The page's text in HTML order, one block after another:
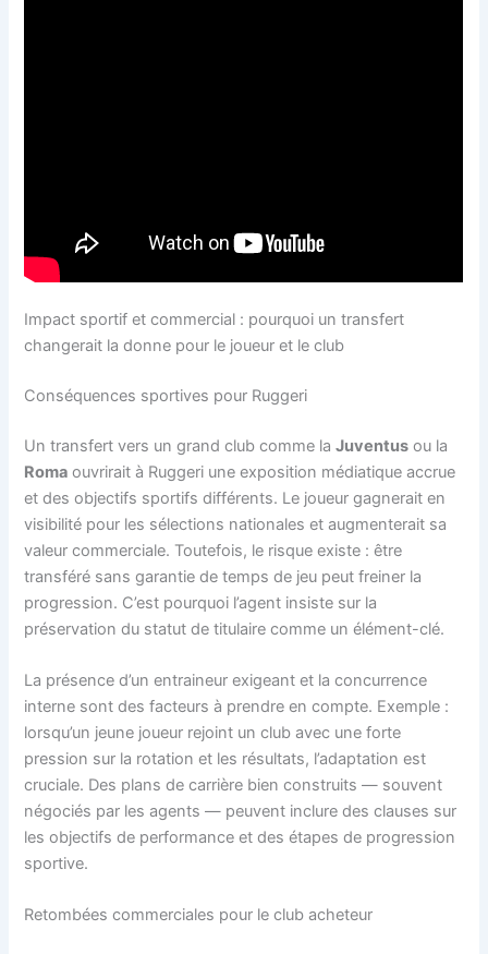
Impact sportif et commercial : pourquoi un transfert
changerait la donne pour le joueur et le club
Conséquences sportives pour Ruggeri
Un transfert vers un grand club comme laJuventus ou la
Roma ouvrirait à Ruggeri une exposition médiatique accrue
et des objectifs sportifs différents. Le joueur gagnerait en
visibilité pour les sélections nationales et augmenterait sa
valeur commerciale. Toutefois, le risque existe : être
transféré sans garantie de temps de jeu peut freiner la
progression. C’est pourquoi l’agent insiste sur la
préservation du statut de titulaire comme un élément-clé.
La présence d’un entraineur exigeant et la concurrence
interne sont des facteurs à prendre en compte. Exemple :
lorsqu’un jeune joueur rejoint un club avec une forte
pression sur la rotation et les résultats, l’adaptation est
cruciale. Des plans de carrière bien construits — souvent
négociés par les agents — peuvent inclure des clauses sur
les objectifs de performance et des étapes de progression
sportive.
Retombées commerciales pour le club acheteur